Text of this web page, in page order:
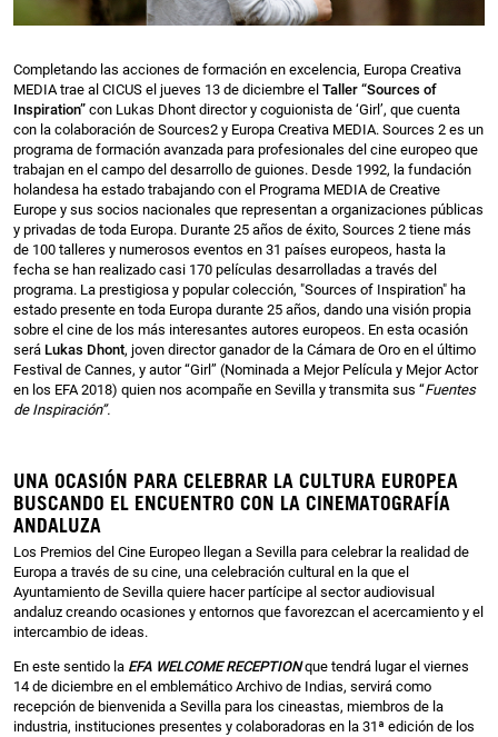
Completando las acciones de formación en excelencia, Europa Creativa
MEDIA trae al CICUS el jueves 13 de diciembre el Taller “Sources of
Inspiration” con Lukas Dhont director y coguionista de ‘Girl’, que cuenta
con la colaboración de Sources2 y Europa Creativa MEDIA. Sources 2 es un
programa de formación avanzada para profesionales del cine europeo que
trabajan en el campo del desarrollo de guiones. Desde 1992, la fundación
holandesa ha estado trabajando con el Programa MEDIA de Creative
Europe y sus socios nacionales que representan a organizaciones públicas
y privadas de toda Europa. Durante 25 años de éxito, Sources 2 tiene más
de 100 talleres y numerosos eventos en 31 países europeos, hasta la
fecha se han realizado casi 170 películas desarrolladas a través del
programa. La prestigiosa y popular colección, "Sources of Inspiration" ha
estado presente en toda Europa durante 25 años, dando una visión propia
sobre el cine de los más interesantes autores europeos. En esta ocasión
será Lukas Dhont, joven director ganador de la Cámara de Oro en el último
Festival de Cannes, y autor “Girl” (Nominada a Mejor Película y Mejor Actor
en los EFA 2018) quien nos acompañe en Sevilla y transmita sus “Fuentes
de Inspiración”.
UNA OCASIÓN PARA CELEBRAR LA CULTURA EUROPEA
BUSCANDO EL ENCUENTRO CON LA CINEMATOGRAFÍA
ANDALUZA
Los Premios del Cine Europeo llegan a Sevilla para celebrar la realidad de
Europa a través de su cine, una celebración cultural en la que el
Ayuntamiento de Sevilla quiere hacer partícipe al sector audiovisual
andaluz creando ocasiones y entornos que favorezcan el acercamiento y el
intercambio de ideas.
En este sentido la EFA WELCOME RECEPTIONque tendrá lugar el viernes
14 de diciembre en el emblemático Archivo de Indias, servirá como
recepción de bienvenida a Sevilla para los cineastas, miembros de la
industria, instituciones presentes y colaboradoras en la 31ª edición de los